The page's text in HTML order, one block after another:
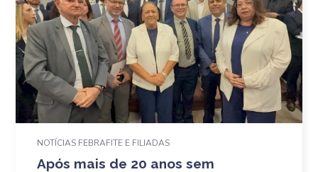
NOTÍCIAS FEBRAFITE E FILIADAS
Após mais de 20 anos sem